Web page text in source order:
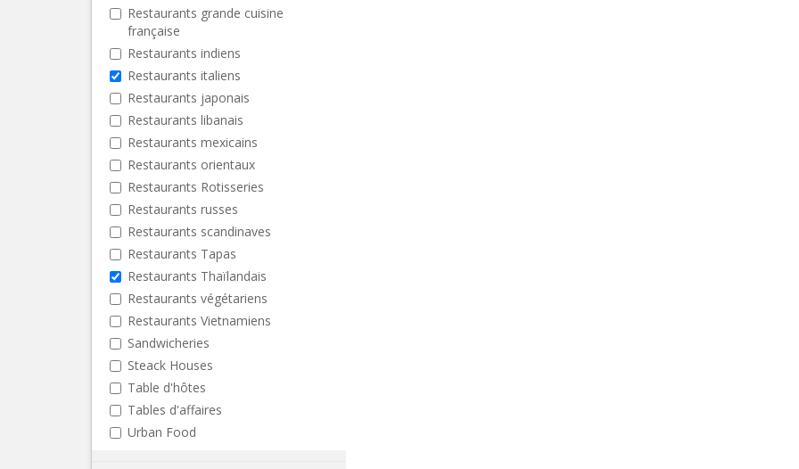
Restaurants grande cuisine
française
Restaurants indiens
Restaurants italiens
Restaurants japonais
Restaurants libanais
Restaurants mexicains
Restaurants orientaux
Restaurants Rotisseries
Restaurants russes
Restaurants scandinaves
Restaurants Tapas
Restaurants Thaïlandais
Restaurants végétariens
Restaurants Vietnamiens
Sandwicheries
Steack Houses
Table d'hôtes
Tables d'affaires
Urban Food